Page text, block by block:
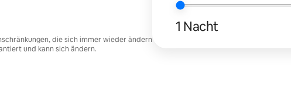
die sich immer wieder ändern
und kann sich ändern.
1 Nacht